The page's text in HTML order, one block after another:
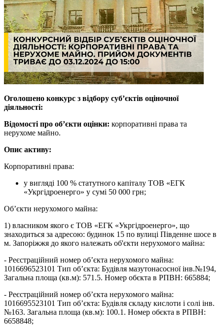
Оголошено конкурс з відбору суб’єктів оціночної
діяльності:
Відомості про об’єкти оцінки: корпоративні права та
нерухоме майно.
Опис активу:
Корпоративні права:
у вигляді 100 % статутного капіталу ТОВ «ЕГК
«Укргідроенерго» у сумі 50 000 грн;
Об’єкти нерухомого майна:
1) власником якого є ТОВ «ЕГК «Укргідроенерго», що
знаходиться за адресою: будинок 15 по вулиці Південне шосе в
м. Запоріжжя до якого належать об'єкти нерухомого майна:
- Реєстраційний номер об’єкта нерухомого майна:
1016696523101 Тип об’єкта: Будівля мазутонасосної інв.№194,
Загальна площа (кв.м): 571.5. Номер обєкта в РПВН: 665884;
- Реєстраційний номер об’єкта нерухомого майна:
1016695523101 Тип об’єкта: Будівля складу кислоти і солі інв.
№163. Загальна площа (кв.м): 100.1. Номер обєкта в РПВН:
6658848;